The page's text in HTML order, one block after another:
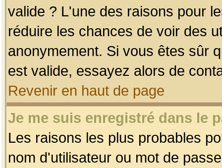
valide ? L'une des raisons pour
réduire les chances de voir des
anonymement. Si vous êtes sûr
est valide, essayez alors de
Revenir en haut de page
Je me suis enregistré dans le
Les raisons les plus probables
nom d'utilisateur ou mot de